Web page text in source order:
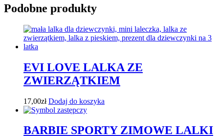
Podobne produkty
EVI LOVE LALKA ZE
ZWIERZĄTKIEM
17,00zł Dodaj do koszyka
BARBIE SPORTY ZIMOWE LALKI